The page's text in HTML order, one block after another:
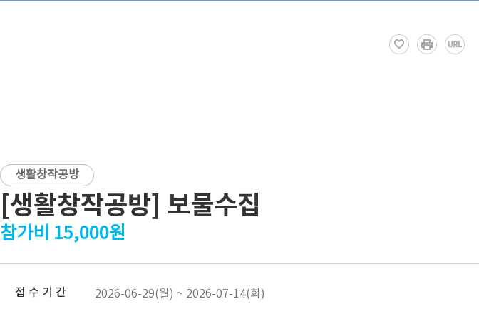
생활창작공방
[생활창작공방] 보물수집
참가비 15,000원
접 수 기 간 2026-06-29(월) ~ 2026-07-14(화)